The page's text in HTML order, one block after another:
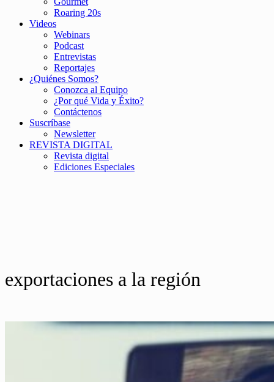
Roaring 20s
Videos
Webinars
Podcast
Entrevistas
Reportajes
¿Quiénes Somos?
Conozca al Equipo
¿Por qué Vida y Éxito?
Contáctenos
Suscríbase
Newsletter
REVISTA DIGITAL
Revista digital
Ediciones Especiales
exportaciones a la región